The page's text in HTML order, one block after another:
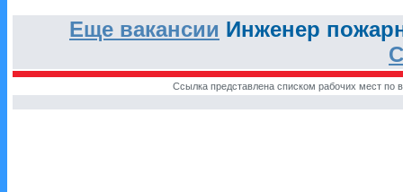
Еще вакансии Инженер
Ссылка представлена списком рабочих мест по